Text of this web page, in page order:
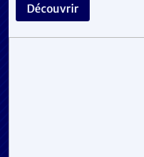
Découvrir